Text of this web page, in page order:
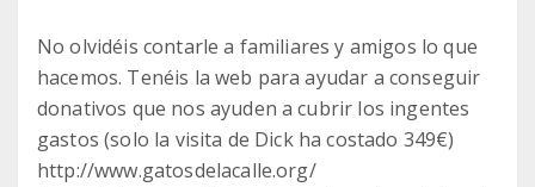
No olvidéis contarle a familiares y amigos lo que
hacemos. Tenéis la web para ayudar a conseguir
donativos que nos ayuden a cubrir los ingentes
gastos (solo la visita de Dick ha costado 349€)
http://www.gatosdelacalle.org/